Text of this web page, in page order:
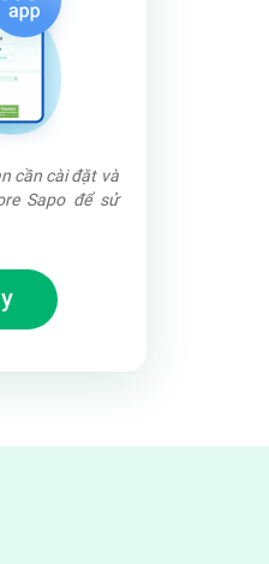
cần cài đặt và
Sapo để sử